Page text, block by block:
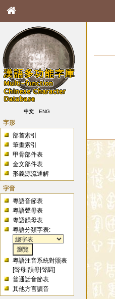
中文 ENG
字形
部首索引
筆畫索引
甲骨部件表
金文部件表
形義源流通解
字音
粵語音節表
粵語聲母表
粵語韻母表
粵語分類字表:
粵語注音系統對照表
[聲母 |韻母 |聲調]
普通話音節表
其他方言讀音